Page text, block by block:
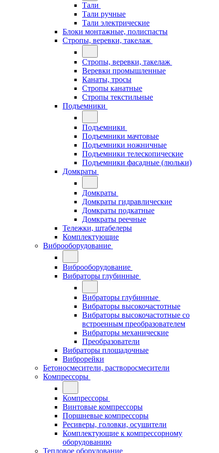
Тали
Тали ручные
Тали электрические
Блоки монтажные, полиспасты
Стропы, веревки, такелаж
Стропы, веревки, такелаж
Веревки промышленные
Канаты, тросы
Стропы канатные
Стропы текстильные
Подъемники
Подъемники
Подъемники мачтовые
Подъемники ножничные
Подъемники телескопические
Подъемники фасадные (люльки)
Домкраты
Домкраты
Домкраты гидравлические
Домкраты подкатные
Домкраты реечные
Тележки, штабелеры
Комплектующие
Виброоборудование
Виброоборудование
Вибраторы глубинные
Вибраторы глубинные
Вибраторы высокочастотные
Вибраторы высокочастотные со
встроенным преобразователем
Вибраторы механические
Преобразователи
Вибраторы площадочные
Виброрейки
Бетоносмесители, растворосмесители
Компрессоры
Компрессоры
Винтовые компрессоры
Поршневые компрессоры
Ресиверы, головки, осушители
Комплектующие к компрессорному
оборудованию
Тепловое оборудование